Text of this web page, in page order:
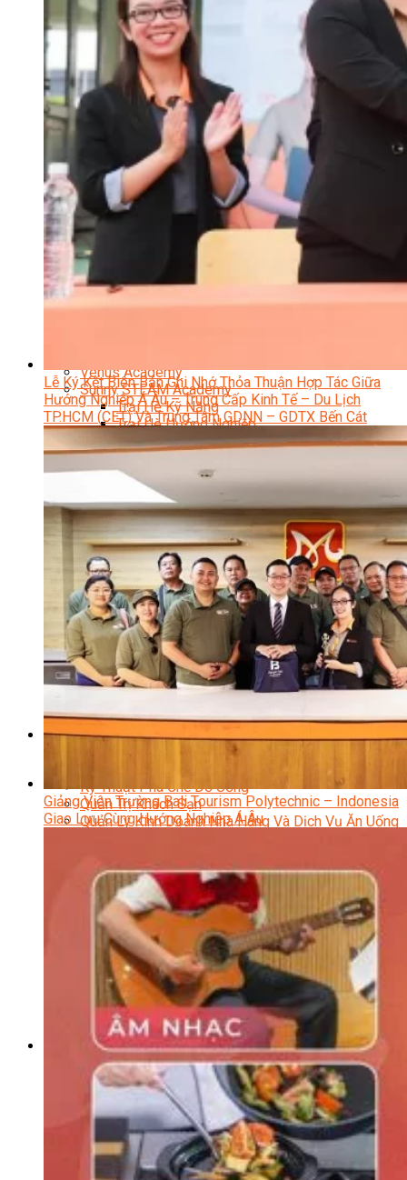
Data Visualization (Trực Quan Hóa Dữ Liệu)
Data System (Quản Trị Dữ Liệu)
Chuyên Viên Lập Trình (Full Stack)
Chuyên Viên Lập Trình Website (Full Stack)
Chuyên Viên Lập Trình Mobile (Full Stack)
Software Testing
Trọn Bộ Công Cụ AI Văn Phòng
Trọn Bộ Công Cụ AI Ứng Dụng Giảng Dạy
Lập Trình Cho Trẻ Em
Tin Học Ứng Dụng
Thiết Kế (Design)
Thiết Kế Đồ Họa Chuyên Nghiệp
Chuyên Viên Thiết Kế Nội Thất
3D Game Art & Design
Mỹ Thuật Đa Phương Tiện
3D Animation
Mỹ Thuật Số – Digital Art
Motion Graphics Basic
Venus Academy
Sunny STEAM Academy
Trại Hè Kỹ Năng
Trại Hè Hướng Nghiệp
Chuyên Đề Á Âu Kitchen For Kid & Teen
Chuyên Đề Kỹ Năng Sống
Khóa Học Nấu Ăn Cho Bé
Hội Họa Thiếu Nhi
Digital Art For Kids
Khóa Học Thiết Kế Truyện Tranh Ai
Khóa Học Họa Sĩ Ai
Khóa Học Biên Tập Video Với Ai
Kỳ Thủ Cờ Vua
Lập Trình Cho Trẻ Em
Robotic trẻ em
Piano Trẻ Em
Thanh Nhạc Trẻ Em
Sơ Cấp Cứu Cho Trẻ Em
Bếp Gia Đình
Trung Cấp CET
Kỹ Thuật Chế Biến Món Ăn
Kỹ Thuật Pha Chế Đồ Uống
Quản Trị Khách Sạn
Quản Lý Kinh Doanh Nhà Hàng Và Dịch Vụ Ăn Uống
Marketing
Tạo Mẫu Và Chăm Sóc Sắc Đẹp
Truyền Thông Đa Phương Tiện
Công Nghệ Thông Tin
An Ninh Mạng
Thiết Kế Đồ Họa
Âm Nhạc
Điện Công Nghiệp Và Dân Dụng
Văn Hóa Phổ Thông
Nâng Cao Năng Lực Tiếng Anh – Chuẩn TOEIC
Tin Tức
HỌC BỔNG 2026
Học kỹ năng
Đào Tạo Nghề
Hoạt Động
Văn Hóa Ẩm Thực Việt Nam
Sự Kiện Hướng Nghiệp Á Âu
Siêu Thị ĐVP Market
Lễ Ký Kết Biên Bản Ghi Nhớ Thỏa Thuận Hợp Tác Giữa
Hướng Nghiệp Á Âu – Trung Cấp Kinh Tế – Du Lịch
TP.HCM (CET) Và Trung Tâm GDNN – GDTX Bến Cát
Giảng Viên Trường Bali Tourism Polytechnic – Indonesia
Giao Lưu Cùng Hướng Nghiệp Á Âu